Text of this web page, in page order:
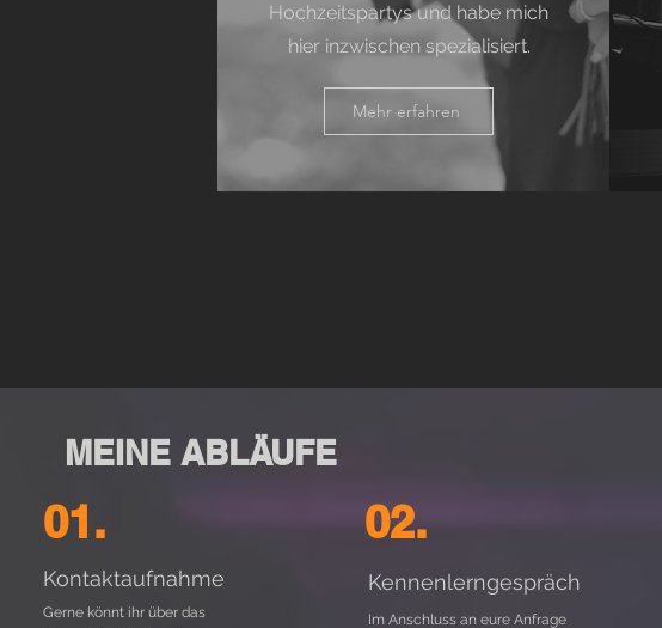
Hochzeitspartys und habe mich
hier inzwischen spezialisiert.
Mehr erfahren
MEINE ABLÄUFE
01.
Kontaktaufnahme
Gerne könnt ihr über das
02.
Kennenlerngespräch
Im Anschluss an eure Anfrage